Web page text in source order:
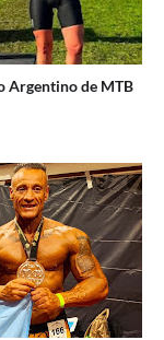
Argentino de MTB